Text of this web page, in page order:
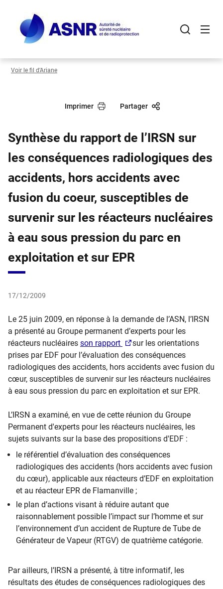
contenu
principal
Voir le fil d’Ariane
Imprimer Partager
Synthèse du rapport de l’IRSN sur
les conséquences radiologiques des
accidents, hors accidents avec
fusion du coeur, susceptibles de
survenir sur les réacteurs nucléaires
à eau sous pression du parc en
exploitation et sur EPR
17/12/2009
Le 25 juin 2009, en réponse à la demande de l’ASN, l’IRSN
a présenté au Groupe permanent d’experts pour les
réacteurs nucléaires son rapport
sur les orientations
prises par EDF pour l’évaluation des conséquences
radiologiques des accidents, hors accidents avec fusion du
cœur, susceptibles de survenir sur les réacteurs nucléaires
à eau sous pression du parc en exploitation et sur EPR.
L’IRSN a examiné, en vue de cette réunion du Groupe
Permanent d'experts pour les réacteurs nucléaires, les
sujets suivants sur la base des propositions d'EDF :
le référentiel d’évaluation des c​onséquences
radiologiques des accidents (hors accidents avec fusion
du cœur), applicable aux réacteurs d’EDF en exploitation
et au réacteur EPR de Flamanville ;
le plan d’actions visant à réduire autant que
raisonnablement possible l’impact sur l’homme et sur
l’environnement d’un accident de Rupture de Tube de
Générateur de Vapeur (RTGV) de quatrième catégorie.
Par ailleurs, l’IRSN a présenté, à titre informatif, les
résultats des études de conséquences radiologiques des